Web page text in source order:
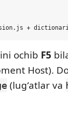
ochib F5
Host).
(lugʻatlar va